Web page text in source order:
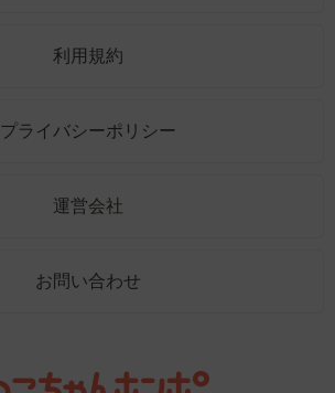
利用規約
プライバシーポリシー
運営会社
お問い合わせ